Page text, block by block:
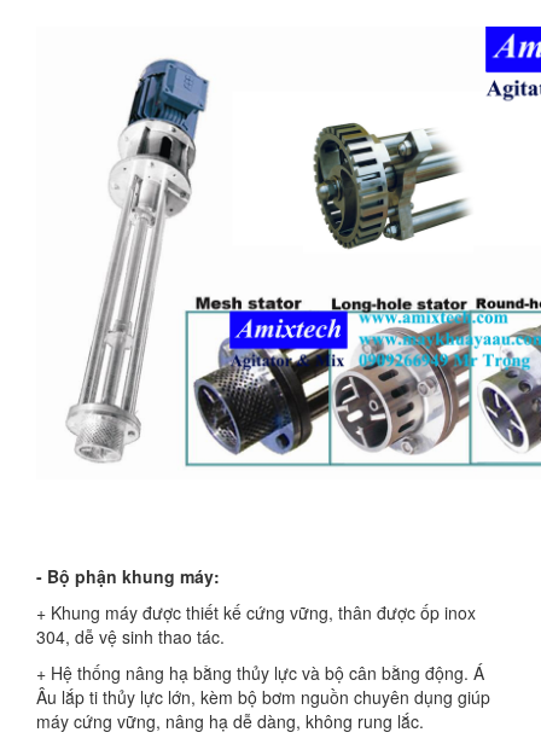
- Bộ phận khung máy:
+ Khung máy được thiết kế cứng vững, thân được ốp inox
304, dễ vệ sinh thao tác.
+ Hệ thống nâng hạ bằng thủy lực và bộ cân bằng động. Á
Âu lắp ti thủy lực lớn, kèm bộ bơm nguồn chuyên dụng giúp
máy cứng vững, nâng hạ dễ dàng, không rung lắc.